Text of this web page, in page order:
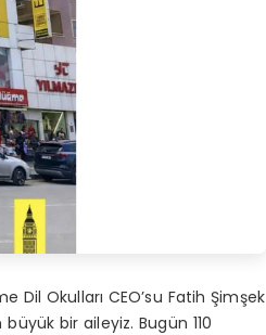
Dil Okulları CEO’su Fatih Şimşek
bir aileyiz. Bugün 110